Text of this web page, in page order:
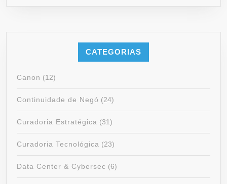
CATEGORIAS
Canon (12)
Continuidade de Negó (24)
Curadoria Estratégica (31)
Curadoria Tecnológica (23)
Data Center & Cybersec (6)